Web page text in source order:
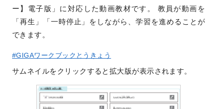
ー】電子版」に対応した動画教材です。 教員が動画を
「再生」「一時停止」をしながら、学習を進めることが
できます。
#GIGAワークブックとうきょう
サムネイルをクリックすると拡大版が表示されます。